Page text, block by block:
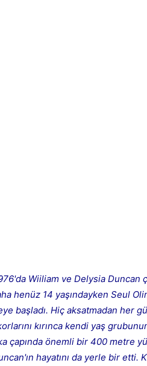
Wiiliam ve Delysia
henüz 14 yaşındayken Seul
başladı. Hiç aksatmadan her
kırınca kendi yaş
çapında önemli bir 400 metre
hayatını da yerle bir